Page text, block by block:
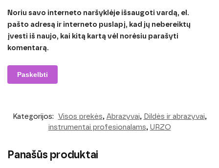
Noriu savo interneto naršyklėje išsaugoti vardą, el.
pašto adresą ir interneto puslapį, kad jų nebereiktų
įvesti iš naujo, kai kitą kartą vėl norėsiu parašyti
komentarą.
Kategorijos: Visos prekės, Abrazyvai, Dildės ir abrazyvai,
instrumentai profesionalams, URZO
Panašūs produktai